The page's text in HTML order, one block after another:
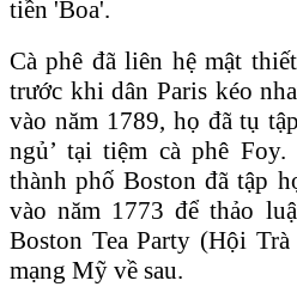
tiền 'Boa'.
Cà phê đã liên hệ mật
trước khi dân Paris kéo
vào năm 1789, họ đã tụ
ngủ’ tại tiệm cà phê
thành phố Boston đã tập
vào năm 1773 để thảo
Boston Tea Party (Hội
mạng Mỹ về sau.